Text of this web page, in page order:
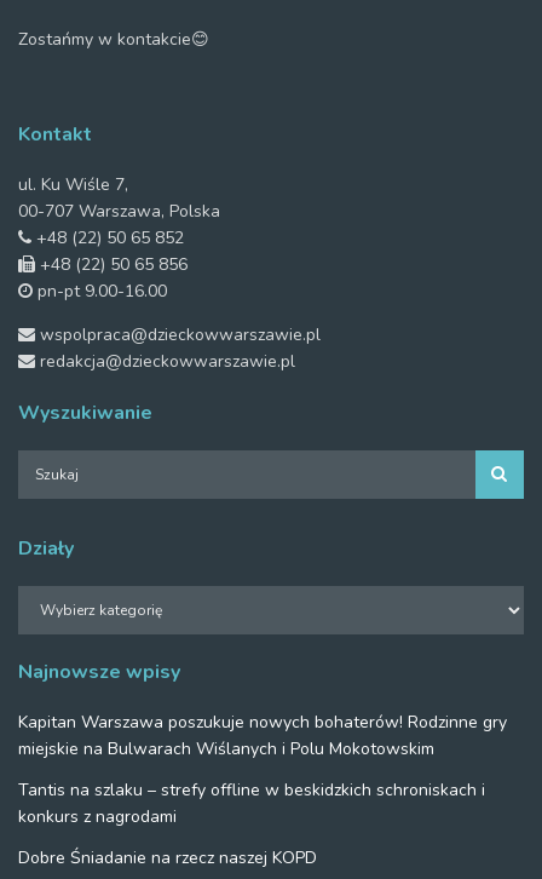
Zostańmy w kontakcie😊
Kontakt
ul. Ku Wiśle 7,
00-707 Warszawa, Polska
+48 (22) 50 65 852
+48 (22) 50 65 856
pn-pt 9.00-16.00
wspolpraca@dzieckowwarszawie.pl
redakcja@dzieckowwarszawie.pl
Wyszukiwanie
Działy
Najnowsze wpisy
Kapitan Warszawa poszukuje nowych bohaterów! Rodzinne gry
miejskie na Bulwarach Wiślanych i Polu Mokotowskim
Tantis na szlaku – strefy offline w beskidzkich schroniskach i
konkurs z nagrodami
Dobre Śniadanie na rzecz naszej KOPD